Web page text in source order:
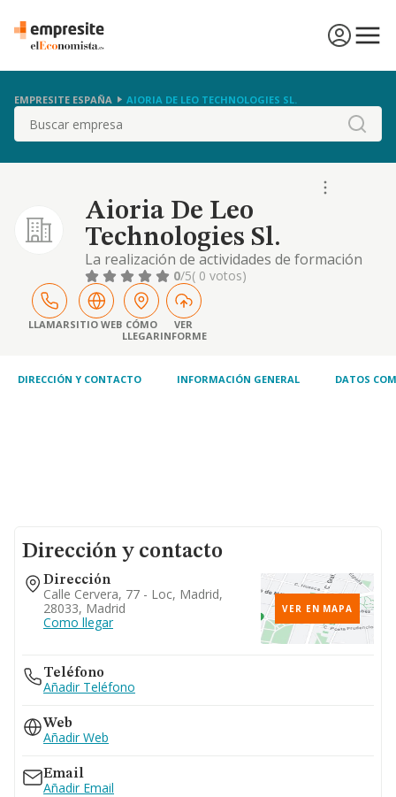
EMPRESITE ESPAÑA AIORIA DE LEO TECHNOLOGIES SL.
Buscar
Aioria De Leo
Technologies Sl.
La realización de actividades de formación
profesional, técnica y empresarial, tanto
presencial como online, como a distancia,
incluyendo la organización de cursos,
talleres, seminarios y eventos educativos,
con medios propios o a través de la
0/5( 0 votos)
LLAMARSITIO WEB CÓMO
LLEGAR
VER
INFORME
DIRECCIÓN Y CONTACTO INFORMACIÓN GENERAL DATOS
Dirección y contacto
Dirección
Calle Cervera, 77 - Loc, Madrid,
28033, Madrid
Como llegar
VER EN MAPA
Teléfono
Añadir Teléfono
Web
Añadir Web
Email
Añadir Email